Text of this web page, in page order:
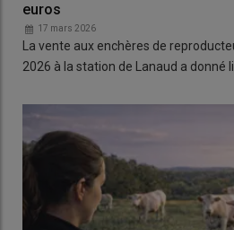
euros
17 mars 2026
La vente aux enchères de
2026 à la station de Lanaud a donné